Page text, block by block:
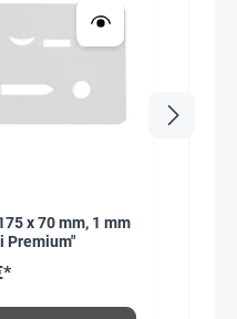
x 70 mm, 1 mm
Premium"